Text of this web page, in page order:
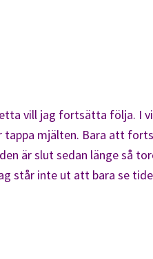
vill jag fortsätta följa. I
tappa mjälten. Bara att
är slut sedan länge så
står inte ut att bara se